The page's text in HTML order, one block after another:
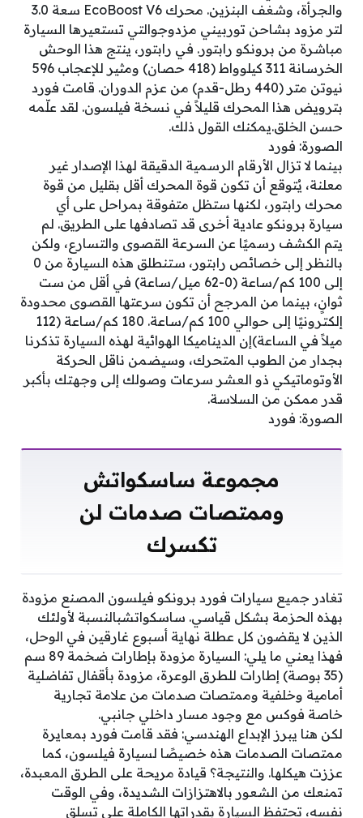
والجرأة، وشغف البنزين. محرك EcoBoost V6 سعة 3.0
لتر مزود بشاحن توربيني مزدوجوالتي تستعيرها السيارة
مباشرة من برونكو رابتور. في رابتور، ينتج هذا الوحش
الخرسانة 311 كيلوواط (418 حصان) ومثير للإعجاب 596
نيوتن متر (440 رطل-قدم) من عزم الدوران. قامت فورد
بترويض هذا المحرك قليلاً في نسخة فيلسون. لقد علّمه
حسن الخلق.يمكنك القول ذلك.
الصورة: فورد
بينما لا تزال الأرقام الرسمية الدقيقة لهذا الإصدار غير
معلنة، يُتوقع أن تكون قوة المحرك أقل بقليل من قوة
محرك رابتور، لكنها ستظل متفوقة بمراحل على أي
سيارة برونكو عادية أخرى قد تصادفها على الطريق. لم
يتم الكشف رسميًا عن السرعة القصوى والتسارع، ولكن
بالنظر إلى خصائص رابتور، ستنطلق هذه السيارة من 0
إلى 100 كم/ساعة (0-62 ميل/ساعة) في أقل من ست
ثوانٍ، بينما من المرجح أن تكون سرعتها القصوى محدودة
إلكترونيًا إلى حوالي 100 كم/ساعة. 180 كم/ساعة (112
ميلاً في الساعة)إن الديناميكا الهوائية لهذه السيارة تذكرنا
بجدار من الطوب المتحرك، وسيضمن ناقل الحركة
الأوتوماتيكي ذو العشر سرعات وصولك إلى وجهتك بأكبر
قدر ممكن من السلاسة.
الصورة: فورد
مجموعة ساسكواتش
وممتصات صدمات لن
تكسرك
تغادر جميع سيارات فورد برونكو فيلسون المصنع مزودة
بهذه الحزمة بشكل قياسي. ساسكواتشبالنسبة لأولئك
الذين لا يقضون كل عطلة نهاية أسبوع غارقين في الوحل،
فهذا يعني ما يلي: السيارة مزودة بإطارات ضخمة 89 سم
(35 بوصة) إطارات للطرق الوعرة، مزودة بأقفال تفاضلية
أمامية وخلفية وممتصات صدمات من علامة تجارية
خاصة فوكس مع وجود مسار داخلي جانبي.
لكن هنا يبرز الإبداع الهندسي: فقد قامت فورد بمعايرة
ممتصات الصدمات هذه خصيصًا لسيارة فيلسون، كما
عززت هيكلها. والنتيجة؟ قيادة مريحة على الطرق المعبدة،
تمنعك من الشعور بالاهتزازات الشديدة، وفي الوقت
نفسه، تحتفظ السيارة بقدراتها الكاملة على تسلق